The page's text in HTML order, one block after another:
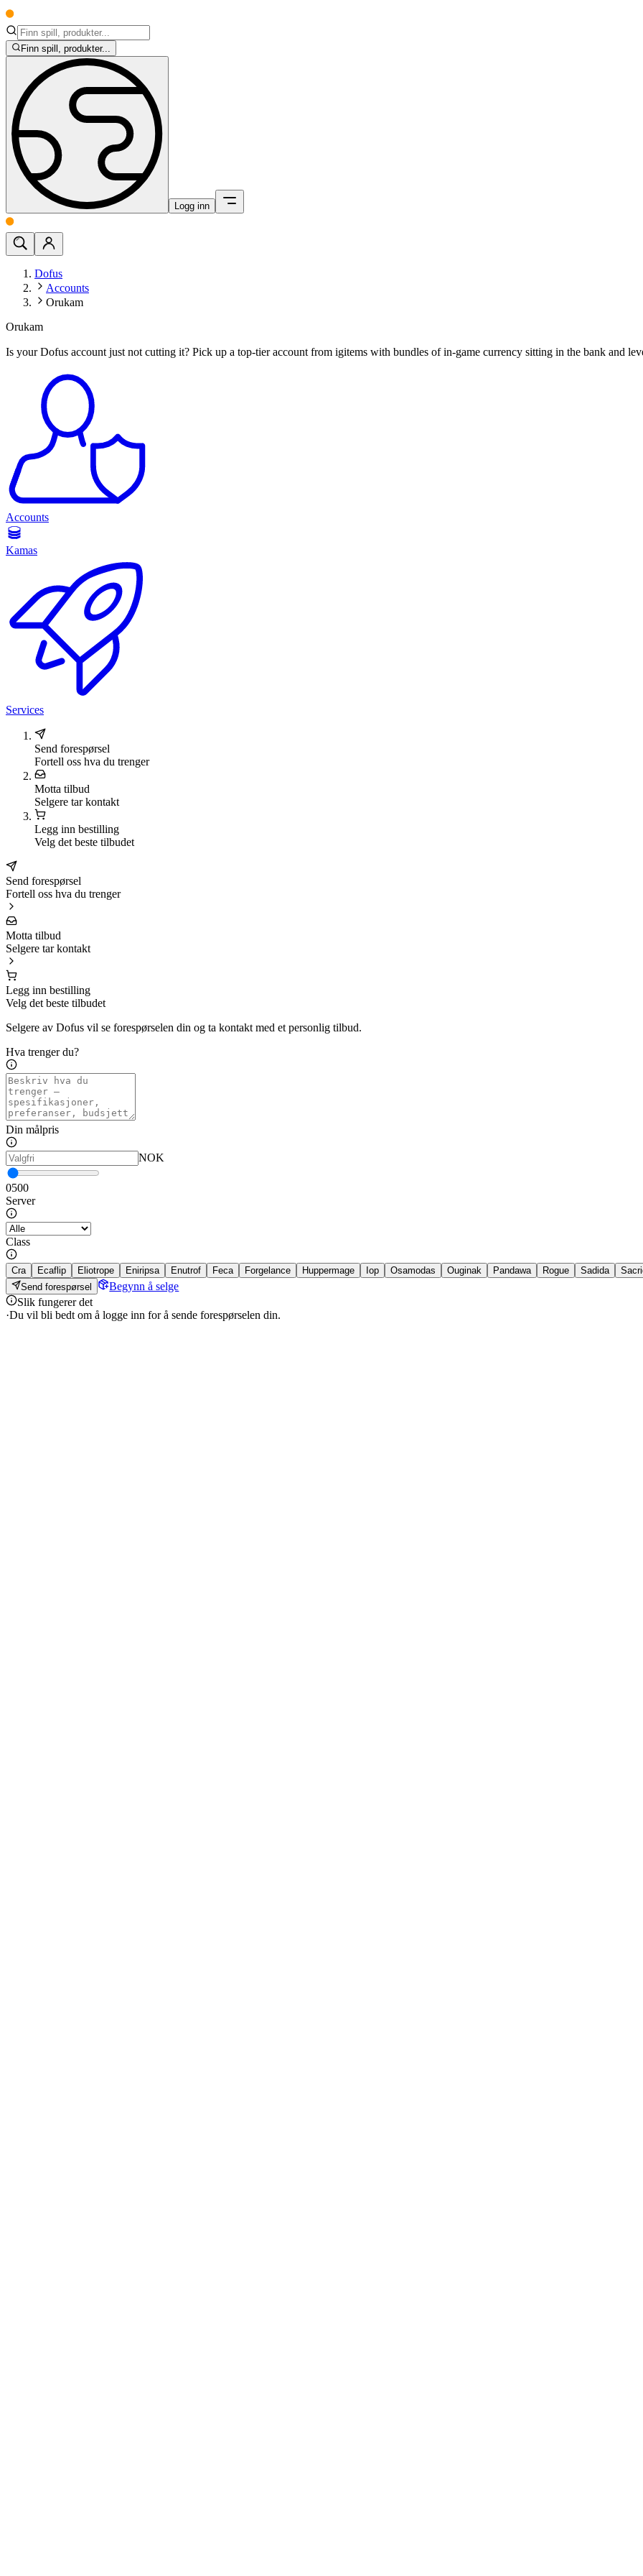
Finn spill, produkter...
Logg inn
Dofus
Accounts
Orukam
Orukam
Is your Dofus account just not cutting it? Pick up a top-tier account from igitems with bundles of in-game currency sitting in the bank and
Accounts
Kamas
Services
Send forespørsel
Fortell oss hva du trenger
Motta tilbud
Selgere tar kontakt
Legg inn bestilling
Velg det beste tilbudet
Send forespørsel
Fortell oss hva du trenger
Motta tilbud
Selgere tar kontakt
Legg inn bestilling
Velg det beste tilbudet
Selgere av Dofus vil se forespørselen din og ta kontakt med et personlig tilbud.
Hva trenger du?
Din målpris
NOK
0500
Server
Class
Cra Ecaflip Eliotrope Eniripsa Enutrof Feca Forgelance Huppermage Iop Osamodas Ouginak Pandawa Rogue Sadida
Send forespørsel
Begynn å selge
Slik fungerer det
·Du vil bli bedt om å logge inn for å sende forespørselen din.